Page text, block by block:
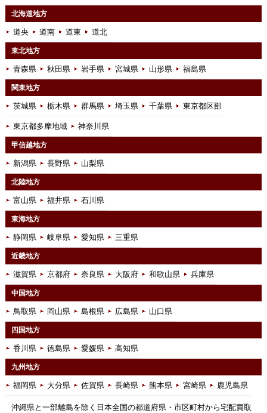
北海道地方
道央 道南 道東 道北
東北地方
青森県 秋田県 岩手県 宮城県 山形県 福島県
関東地方
茨城県 栃木県 群馬県 埼玉県 千葉県 東京都区部
東京都多摩地域 神奈川県
甲信越地方
新潟県 長野県 山梨県
北陸地方
富山県 福井県 石川県
東海地方
静岡県 岐阜県 愛知県 三重県
近畿地方
滋賀県 京都府 奈良県 大阪府 和歌山県 兵庫県
中国地方
鳥取県 岡山県 島根県 広島県 山口県
四国地方
香川県 徳島県 愛媛県 高知県
九州地方
福岡県 大分県 佐賀県 長崎県 熊本県 宮崎県 鹿児島県
沖縄県と一部離島を除く日本全国の都道府県・市区町村から宅配買取